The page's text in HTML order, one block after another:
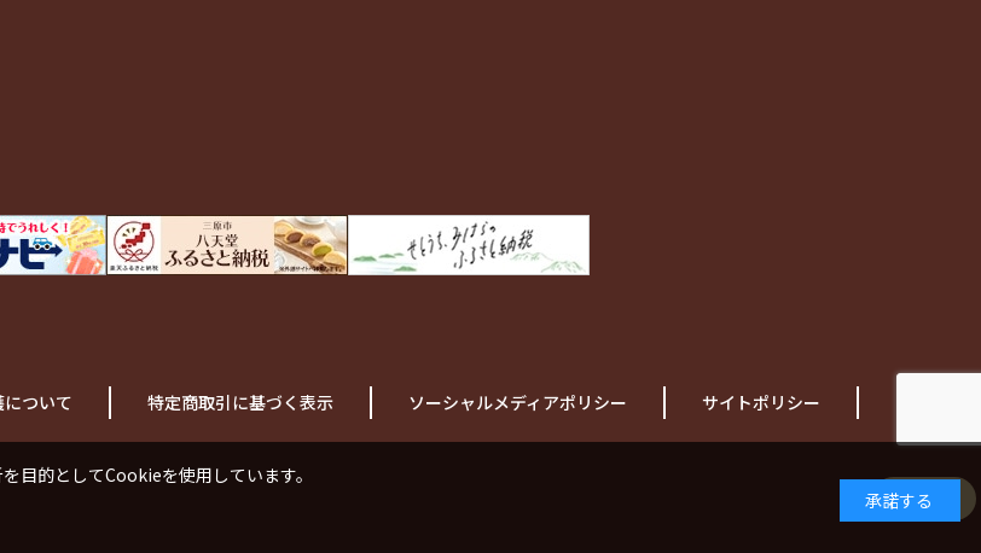
ついて 特定商取引に基づく表示 ソーシャルメディアポリシー サイトポリシー
日本語
目的としてCookieを使用しています。
承諾する